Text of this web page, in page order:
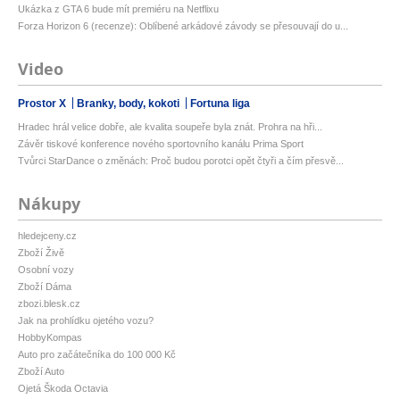
Ukázka z GTA 6 bude mít premiéru na Netflixu
Forza Horizon 6 (recenze): Oblíbené arkádové závody se přesouvají do u...
Video
Prostor X Branky, body, kokoti Fortuna liga
Hradec hrál velice dobře, ale kvalita soupeře byla znát. Prohra na hři...
Závěr tiskové konference nového sportovního kanálu Prima Sport
Tvůrci StarDance o změnách: Proč budou porotci opět čtyři a čím přesvě...
Nákupy
hledejceny.cz
Zboží Živě
Osobní vozy
Zboží Dáma
zbozi.blesk.cz
Jak na prohlídku ojetého vozu?
HobbyKompas
Auto pro začátečníka do 100 000 Kč
Zboží Auto
Ojetá Škoda Octavia